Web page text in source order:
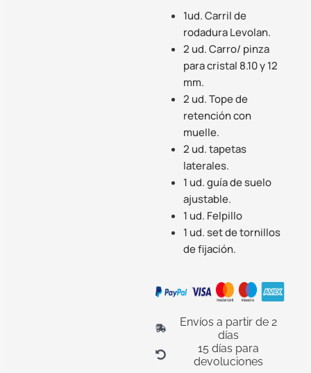
1ud. Carril de
rodadura Levolan.
2 ud. Carro/ pinza
para cristal 8.10 y 12
mm.
2 ud. Tope de
retención con
muelle.
2 ud. tapetas
laterales.
1 ud. guía de suelo
ajustable.
1 ud. Felpillo
1 ud. set de tornillos
de fijación.
Envíos a partir de 2
días
15 días para
devoluciones